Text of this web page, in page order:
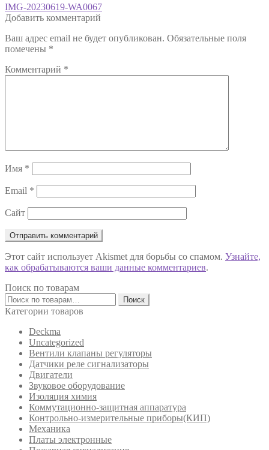
Навигация
по
записям
Предыдущая
запись:
IMG-20230619-WA0067
Добавить комментарий
Ваш адрес email не будет опубликован. Обязательные поля
помечены *
Комментарий *
Имя *
Email *
Сайт
Этот сайт использует Akismet для борьбы со спамом. Узнайте,
как обрабатываются ваши данные комментариев.
Поиск по товарам
Искать:
Поиск
Категории товаров
Deckma
Uncategorized
Вентили клапаны регуляторы
Датчики реле сигнализаторы
Двигатели
Звуковое оборудование
Изоляция химия
Коммутационно-защитная аппаратура
Контрольно-измерительные приборы(КИП)
Механика
Платы электронные